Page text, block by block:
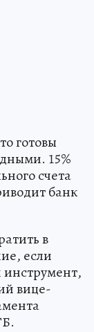
готовы
15%
счета
банк
в
если
вице-